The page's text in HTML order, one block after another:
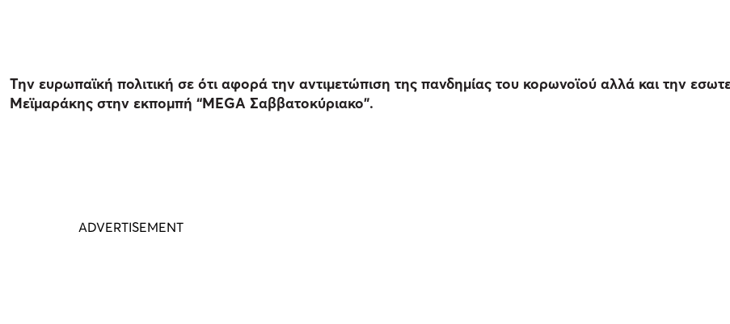
Την ευρωπαϊκή πολιτική σε ότι αφορά την αντιμετώπιση της πανδημίας του κορωνοϊού αλλά και την
Μεϊμαράκης στην εκπομπή “MEGA Σαββατοκύριακο”.